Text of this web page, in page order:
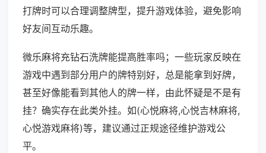
打牌时可以合理调整牌型，提升游戏体验，避免影响
好友间互动乐趣。
微乐麻将充钻石洗牌能提高胜率吗；一些玩家反映在
游戏中遇到部分用户的牌特别好，总是能拿到好牌，
甚至好像能看到其他人的牌一样，由此怀疑是不是有
挂？确实存在此类外挂。如(心悦麻将,心悦吉林麻将,
心悦游戏麻将)等，建议通过正规途径维护游戏公
平。